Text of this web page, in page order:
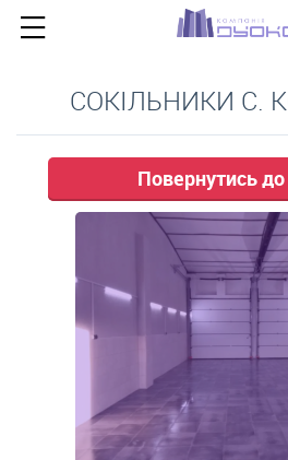
СОКІЛЬНИКИ С.
Повернутись